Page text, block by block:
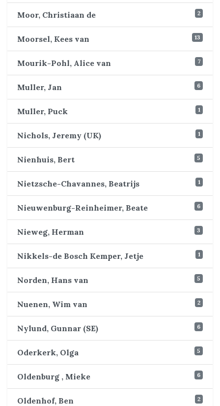
Moor, Christiaan de 2
Moorsel, Kees van 13
Mourik-Pohl, Alice van 7
Muller, Jan 6
Muller, Puck 1
Nichols, Jeremy (UK) 1
Nienhuis, Bert 5
Nietzsche-Chavannes, Beatrijs 1
Nieuwenburg-Reinheimer, Beate 6
Nieweg, Herman 3
Nikkels-de Bosch Kemper, Jetje 1
Norden, Hans van 5
Nuenen, Wim van 2
Nylund, Gunnar (SE) 6
Oderkerk, Olga 5
Oldenburg , Mieke 6
Oldenhof, Ben 2